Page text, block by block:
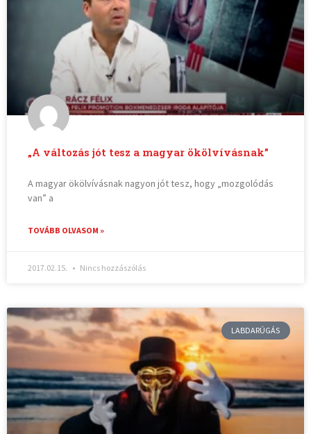
„A változás jót tesz a magyar ökölvívásnak”
A magyar ökölvívásnak nagyon jót tesz, hogy „mozgolódás
van” a
TOVÁBB OLVASOM »
2017.02.15. Nincs hozzászólás
LABDARÚGÁS